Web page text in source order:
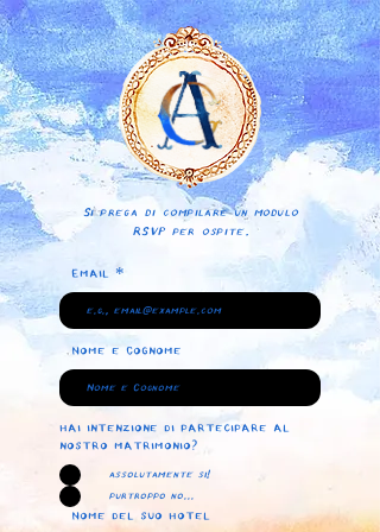
Si prega di compilare un modulo
RSVP per ospite.
Email
Nome e Cognome
hai intenzione di partecipare al
nostro matrimonio?
assolutamente si!
purtroppo no...
Nome del suo hotel